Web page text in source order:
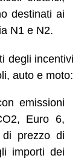
destinati ai
N1 e N2.
degli incentivi
auto e moto:
emissioni
Euro 6,
prezzo di
importi dei